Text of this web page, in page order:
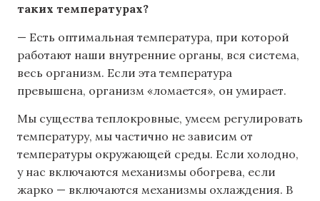
таких температурах?
— Есть оптимальная температура, при которой
работают наши внутренние органы, вся система,
весь организм. Если эта температура
превышена, организм «ломается», он умирает.
Мы существа теплокровные, умеем регулировать
температуру, мы частично не зависим от
температуры окружающей среды. Если холодно,
у нас включаются механизмы обогрева, если
жарко — включаются механизмы охлаждения. В